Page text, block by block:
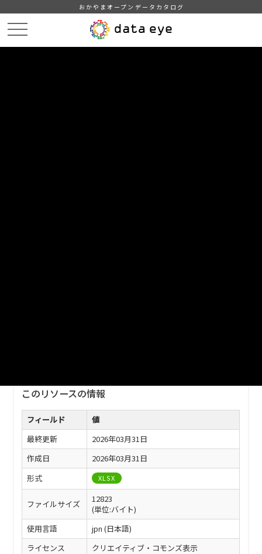
おかやまオープンデータカタログ
このリソースの情報
フィールド
値
最終更新
2026年03月31日
作成日
2026年03月31日
形式
XLSX
ファイルサイズ
12823
(単位:バイト)
使用言語
jpn (日本語)
ライセンス
クリエイティブ・コモンズ表示